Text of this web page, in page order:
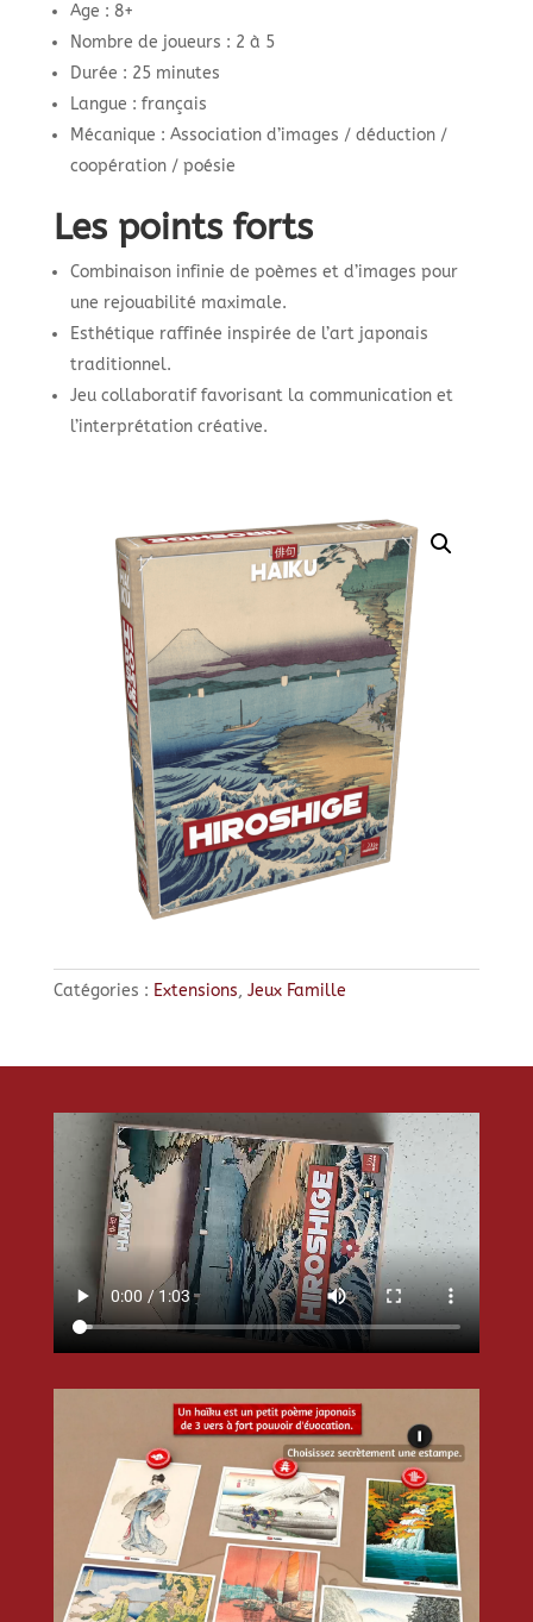
Age : 8+
Nombre de joueurs : 2 à 5
Durée : 25 minutes
Langue : français
Mécanique : Association d’images / déduction /
coopération / poésie
Les points forts
Combinaison infinie de poèmes et d’images pour
une rejouabilité maximale.
Esthétique raffinée inspirée de l’art japonais
traditionnel.
Jeu collaboratif favorisant la communication et
l’interprétation créative.
Catégories : Extensions, Jeux Famille